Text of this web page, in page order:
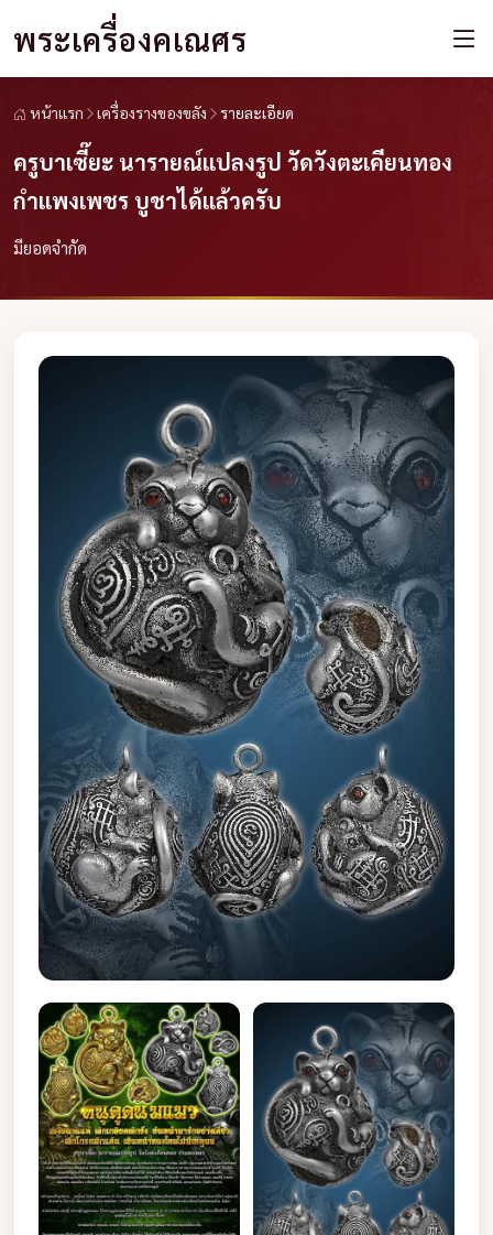
พระเครื่องคเณศร
หน้าแรก เครื่องรางของขลัง รายละเอียด
ครูบาเซี๊ยะ นารายณ์แปลงรูป วัดวังตะเคียนทอง
กำแพงเพชร บูชาได้แล้วครับ
มียอดจำกัด